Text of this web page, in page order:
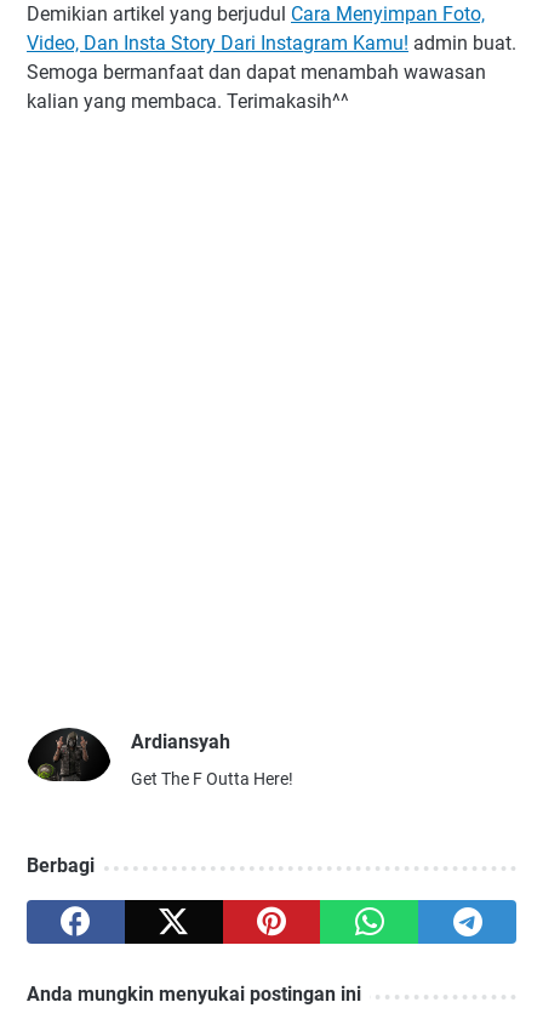
Demikian artikel yang berjudul Cara Menyimpan Foto,
Video, Dan Insta Story Dari Instagram Kamu! admin buat.
Semoga bermanfaat dan dapat menambah wawasan
kalian yang membaca. Terimakasih^^
Ardiansyah
Get The F Outta Here!
Berbagi
Anda mungkin menyukai postingan ini